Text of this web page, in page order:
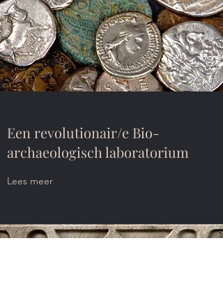
Een revolutionair/e Bio-
archaeologisch laboratorium
Lees meer